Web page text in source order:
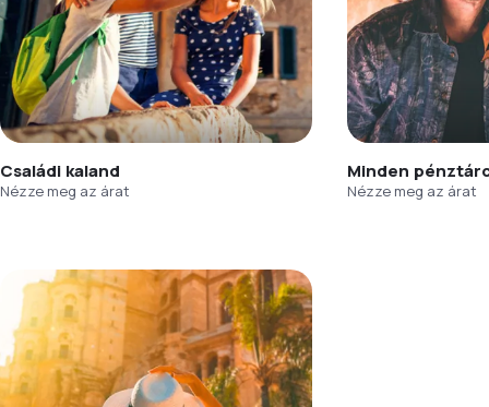
Családi kaland
Nézze meg az árat
Minden
Nézze meg az árat